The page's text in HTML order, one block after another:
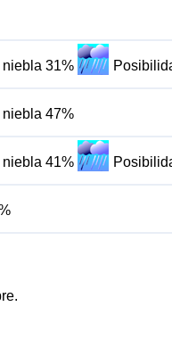
31%
47%
41%